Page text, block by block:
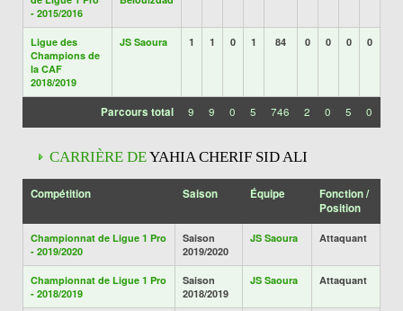
- 2015/2016
Ligue des
Champions de
la CAF
2018/2019
JS Saoura 1 1 0 1 84 0 0 0 0
Parcours total 9 9 0 5 746 2 0 5 0
CARRIÈRE DEYAHIA CHERIF SID ALI
Compétition Saison Équipe
Fonction /
Position
Championnat de Ligue 1 Pro
- 2019/2020
Saison
2019/2020
JS Saoura Attaquant
Championnat de Ligue 1 Pro
- 2018/2019
Saison
2018/2019
JS Saoura Attaquant